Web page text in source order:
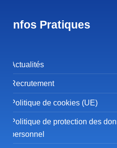
Infos Pratiques
Actualités
Recrutement
Politique de cookies (UE)
Politique de protection des
personnel